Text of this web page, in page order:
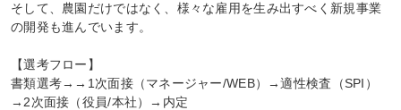
そして、農園だけではなく、様々な雇用を生み出すべく新規事業
の開発も進んでいます。
【選考フロー】
書類選考→→1次面接（マネージャー/WEB）→適性検査（SPI）
→2次面接（役員/本社）→内定